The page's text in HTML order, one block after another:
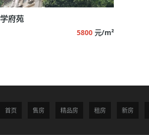
学府苑
5800 元/m²
首页 售房 精品房 租房 新房